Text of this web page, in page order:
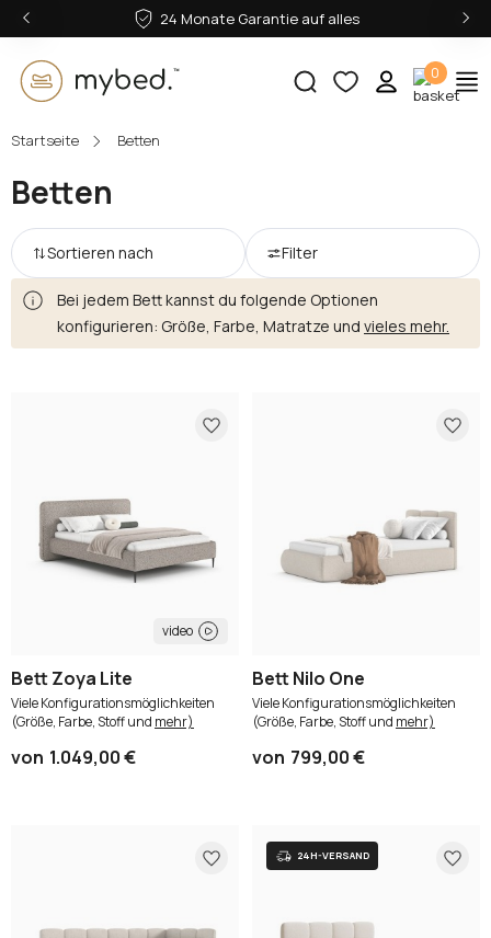
24 Monate Garantie auf alles
‹ ›
0
Startseite Betten
E-Mail:
Passwort:
Passwort vergessen?
Facebook Google
Sie haben noch kein Konto?
Konto erstellen
Betten
Sortieren nach Filter
Bei jedem Bett kannst du folgende Optionen
konfigurieren: Größe, Farbe, Matratze und vieles mehr.
video
Bett Zoya Lite
Viele Konfigurationsmöglichkeiten
(Größe, Farbe, Stoff und mehr)
von 1.049,00 €
Bett Nilo One
Viele Konfigurationsmöglichkeiten
(Größe, Farbe, Stoff und mehr)
von 799,00 €